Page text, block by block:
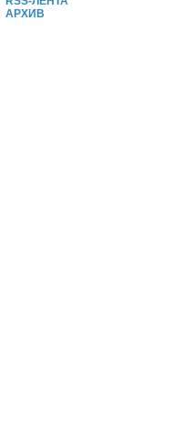
АРХИВ